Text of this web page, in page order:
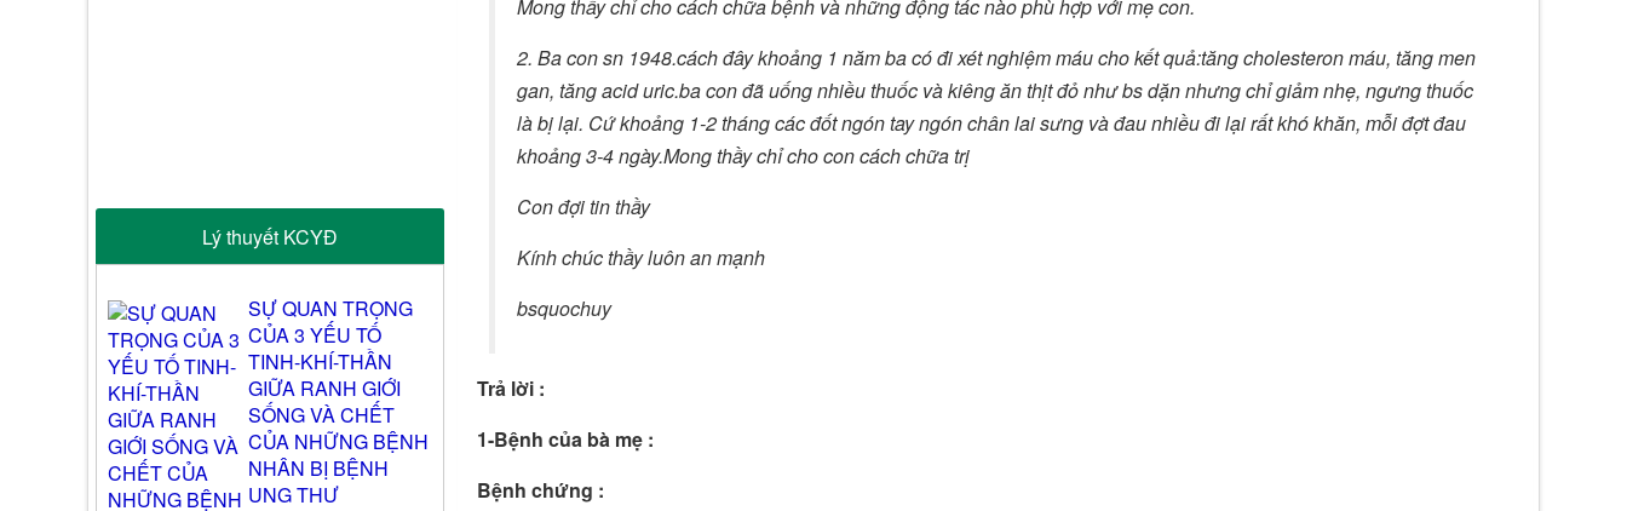
Mong thầy chỉ cho cách chữa bệnh và những động tác nào phù hợp với mẹ con.
2. Ba con sn 1948.cách đây khoảng 1 năm ba có đi xét nghiệm máu cho kết quả:tăng cholesteron máu, tăng men
gan, tăng acid uric.ba con đã uống nhiều thuốc và kiêng ăn thịt đỏ như bs dặn nhưng chỉ giảm nhẹ, ngưng thuốc
là bị lại. Cứ khoảng 1-2 tháng các đốt ngón tay ngón chân lai sưng và đau nhiều đi lại rất khó khăn, mỗi đợt đau
khoảng 3-4 ngày.Mong thầy chỉ cho con cách chữa trị
Con đợi tin thầy
Kính chúc thầy luôn an mạnh
bsquochuy
Trả lời :
1-Bệnh của bà mẹ :
Bệnh chứng :
Lý thuyết KCYĐ
SỰ QUAN TRỌNG
CỦA 3 YẾU TỐ
TINH-KHÍ-THẦN
GIỮA RANH GIỚI
SỐNG VÀ CHẾT
CỦA NHỮNG BỆNH
NHÂN BỊ BỆNH
UNG THƯ